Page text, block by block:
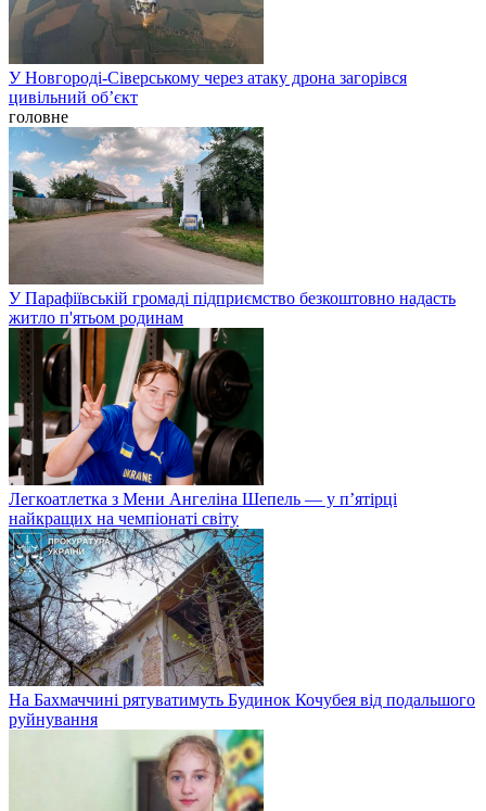
У Новгороді-Сіверському через атаку дрона загорівся
цивільний об’єкт
головне
У Парафіївській громаді підприємство безкоштовно надасть
житло п'ятьом родинам
Легкоатлетка з Мени Ангеліна Шепель — у п’ятірці
найкращих на чемпіонаті світу
На Бахмаччині рятуватимуть Будинок Кочубея від подальшого
руйнування